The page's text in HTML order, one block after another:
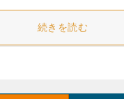
続きを読む